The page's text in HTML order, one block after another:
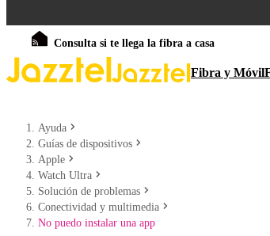
Consulta si te llega la fibra a casa
Fibra y Móvil
Ayuda
Guías de dispositivos
Apple
Watch Ultra
Solución de problemas
Conectividad y multimedia
No puedo instalar una app